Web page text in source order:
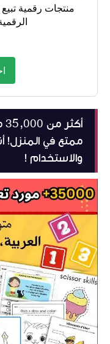
منتجات رقمية
ممتع في المنزل!
والاستخدام !